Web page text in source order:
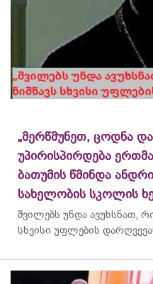
„მერწმუნეთ, ცოდნა
უპირისპირდება
ბათუმის წმინდა
სახელობის სკოლის
შვილებს უნდა ავუხსნათ,
სხვისი უფლების